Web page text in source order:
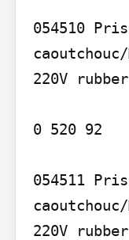
054510
220V rubber
0 520 92
054511
220V rubber